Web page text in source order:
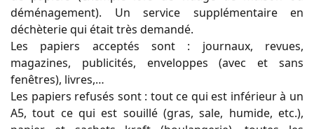
déménagement). Un service supplémentaire en
déchèterie qui était très demandé.
Les papiers acceptés sont : journaux, revues,
magazines, publicités, enveloppes (avec et sans
fenêtres), livres,…
Les papiers refusés sont : tout ce qui est inférieur à un
A5, tout ce qui est souillé (gras, sale, humide, etc.),